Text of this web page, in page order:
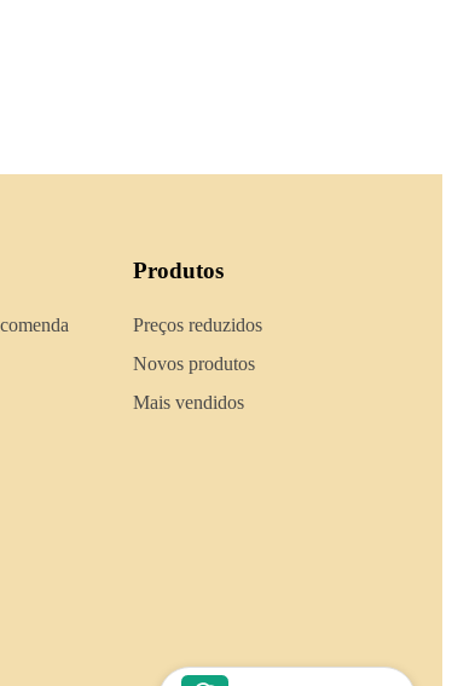
Produtos
Preços reduzidos
Novos produtos
Mais vendidos